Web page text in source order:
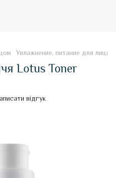
Увлажнение, питание для лица
Lotus Toner
відгук